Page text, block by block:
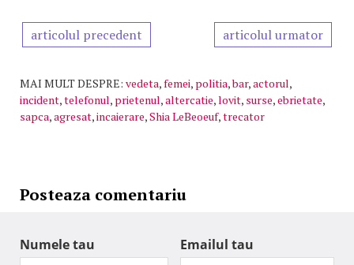
articolul precedent articolul urmator
MAI MULT DESPRE: vedeta,femei, politia,bar,actorul,
incident,telefonul, prietenul,altercatie,lovit, surse,ebrietate,
sapca,agresat,incaierare,Shia LeBeoeuf,trecator
Posteaza comentariu
Numele tau Emailul tau